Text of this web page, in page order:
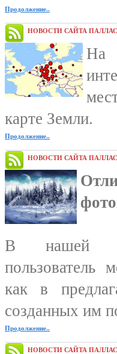
Продолжение..
НОВОСТИ САЙТА
На
карте Земли.
Продолжение..
НОВОСТИ САЙТА
В нашей
пользователь
как в
созданных им
Продолжение..
НОВОСТИ САЙТА